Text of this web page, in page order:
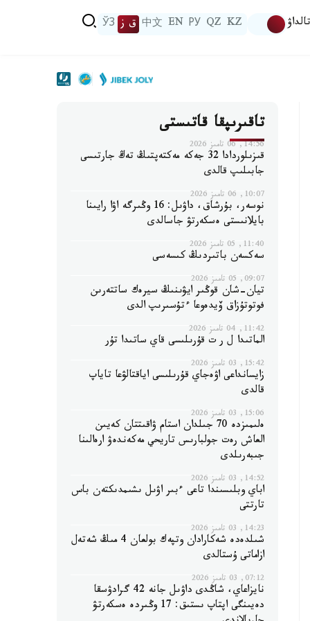
تالداۋ KZ
QZ
РУ
EN
中文 ق ز ЎЗ
تاقىرىپقا قاتىستى
14:56, 06 تامىز 2026
قىزىلوردادا 32 جەكە مەكتەپتىڭ تەڭ جارتىسى
جابىلىپ قالدى
10:07, 06 تامىز 2026
نوسەر، بۇرشاق، داۋىل: 16 وڭىرگە اۋا رايىنا
بايلانىستى ەسكەرتۋ جاسالدى
11:40, 05 تامىز 2026
سەكسەن باتىردىڭ كىسەسى
09:07, 05 تامىز 2026
تيان-شان قوڭىر ايۋىنىڭ سيرەك ساتتەرىن
فوتوتۇزاق ۆيدەوعا ءتۇسىرىپ الدى
11:42, 04 تامىز 2026
الماتىدا ل ر ت قۇرىلىسى قاي ساتىدا تۇر
15:42, 03 تامىز 2026
زايسانداعى اۋەجاي قۇرىلىسى اياقتالۋعا تاياپ
قالدى
15:06, 03 تامىز 2026
ەلىمىزدە 70 جىلدان استام ۋاقىتتان كەيىن
العاش رەت جولبارىس تاريحي مەكەندەۋ ارەالىنا
جىبەرىلدى
14:52, 03 تامىز 2026
اباي وبلىسىندا تاعى ءبىر اۋىل ىشىمدىكتەن باس
تارتتى
14:23, 03 تامىز 2026
شىلدەدە شەكارادان وتپەك بولعان 4 مىڭ شەتەل
ازاماتى ۇستالدى
07:12, 03 تامىز 2026
نايزاعاي، شاڭدى داۋىل جانە 42 گرادۋسقا
دەيىنگى اپتاپ ىستىق: 17 وڭىردە ەسكەرتۋ